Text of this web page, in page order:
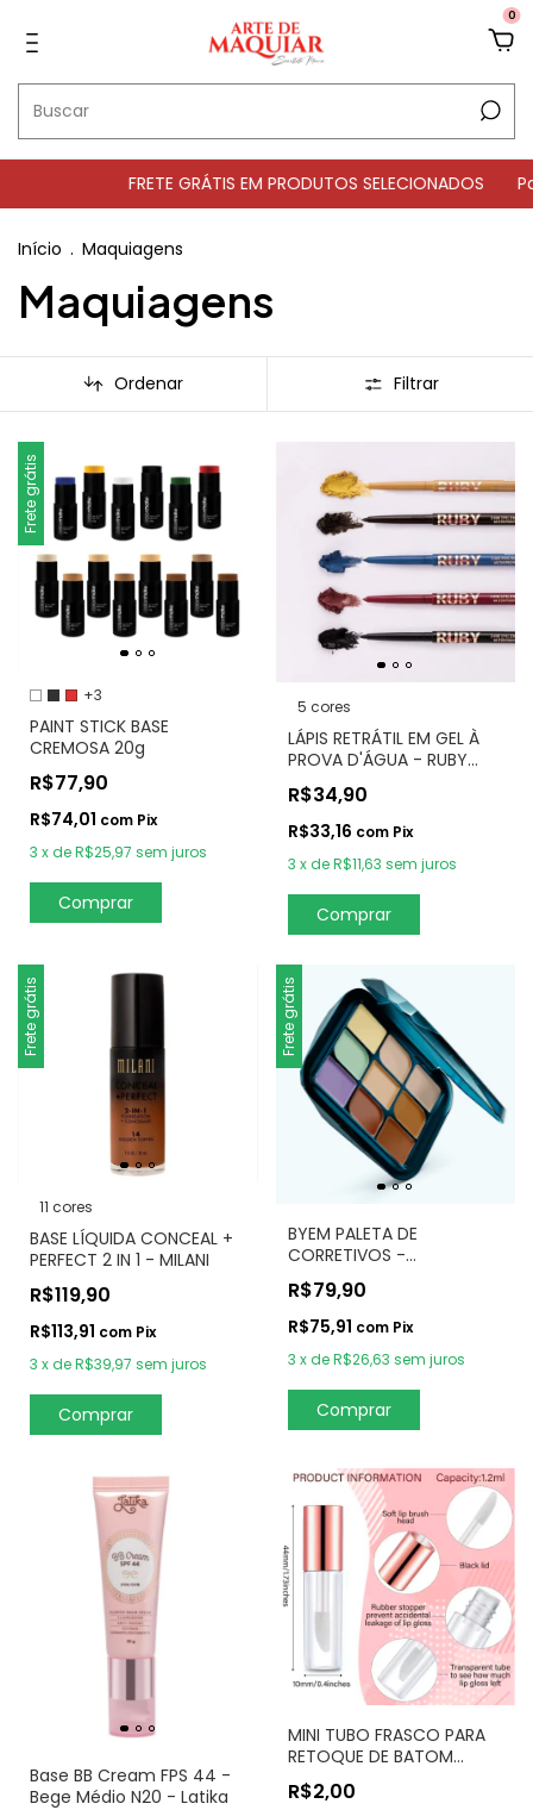
0
FRETE GRÁTIS EM PRODUTOS SELECIONADOS
Início . Maquiagens
Maquiagens
Ordenar Filtrar
Frete grátis
+3
PAINT STICK BASE
CREMOSA 20g
R$77,90
R$74,01 com Pix
3 xdeR$25,97 sem juros
Comprar
5 cores
LÁPIS RETRÁTIL EM GEL À
PROVA D'ÁGUA - RUBY
KISSES
R$34,90
R$33,16 com Pix
3 xdeR$11,63 sem juros
Comprar
Frete grátis
11 cores
BASE LÍQUIDA CONCEAL +
PERFECT 2 IN 1 - MILANI
R$119,90
R$113,91 com Pix
3 xdeR$39,97 sem juros
Comprar
Frete grátis
BYEM PALETA DE
CORRETIVOS -
CONCEALER PALLETE
R$79,90
R$75,91 com Pix
3 xdeR$26,63 sem juros
Base BB Cream FPS 44 -
Bege Médio N20 - Latika
MINI TUBO FRASCO PARA
RETOQUE DE BATOM
GLOSS E BRILHO
R$2,00